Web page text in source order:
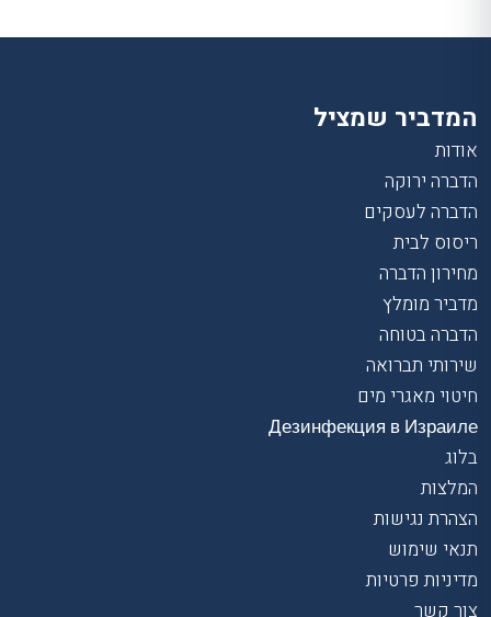
המדביר שמציל
אודות
הדברה ירוקה
הדברה לעסקים
ריסוס לבית
מחירון הדברה
מדביר מומלץ
הדברה בטוחה
שירותי תברואה
חיטוי מאגרי מים
Дезинфекция в Израиле
בלוג
המלצות
הצהרת נגישות
תנאי שימוש
מדיניות פרטיות
צור קשר